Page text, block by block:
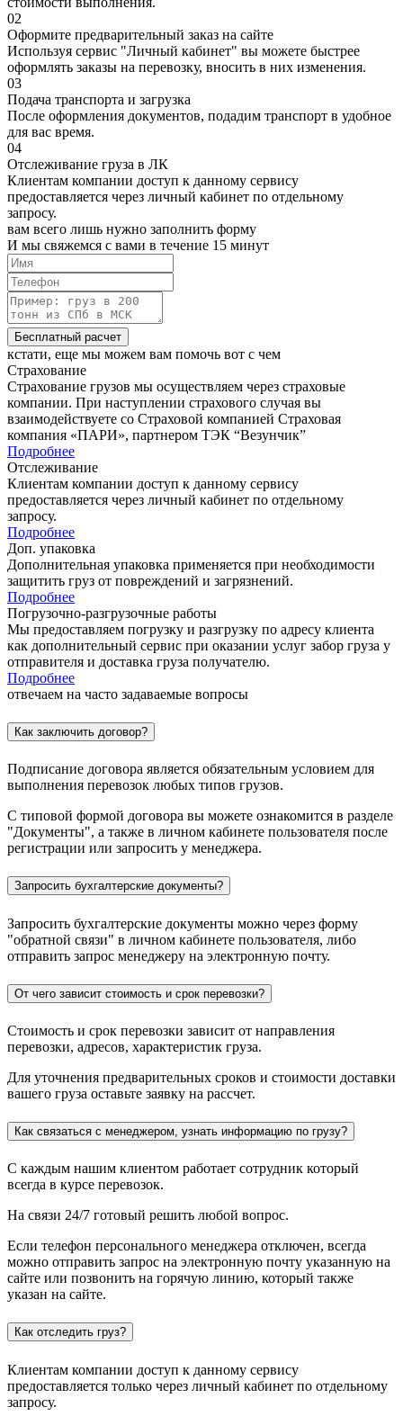
02
Оформите предварительный заказ на сайте
Используя сервис "Личный кабинет" вы можете быстрее
оформлять заказы на перевозку, вносить в них изменения.
03
Подача транспорта и загрузка
После оформления документов, подадим транспорт в удобное
для вас время.
04
Отслеживание груза в ЛК
Клиентам компании доступ к данному сервису
предоставляется через личный кабинет по отдельному
запросу.
вам всего лишь нужно заполнить форму
И мы свяжемся с вами в течение 15 минут
Бесплатный расчет
кстати, еще мы можем вам помочь вот с чем
Страхование
Страхование грузов мы осуществляем через страховые
компании. При наступлении страхового случая вы
взаимодействуете со Страховой компанией Страховая
компания «ПАРИ», партнером ТЭК “Везунчик”
Подробнее
Отслеживание
Клиентам компании доступ к данному сервису
предоставляется через личный кабинет по отдельному
запросу.
Подробнее
Доп. упаковка
Дополнительная упаковка применяется при необходимости
защитить груз от повреждений и загрязнений.
Подробнее
Погрузочно-разгрузочные работы
Мы предоставляем погрузку и разгрузку по адресу клиента
как дополнительный сервис при оказании услуг забор груза у
отправителя и доставка груза получателю.
Подробнее
отвечаем на часто задаваемые вопросы
Как заключить договор?
Подписание договора является обязательным условием для
выполнения перевозок любых типов грузов.
С типовой формой договора вы можете ознакомится в разделе
"Документы", а также в личном кабинете пользователя после
регистрации или запросить у менеджера.
Запросить бухгалтерские документы?
Запросить бухгалтерские документы можно через форму
"обратной связи" в личном кабинете пользователя, либо
отправить запрос менеджеру на электронную почту.
От чего зависит стоимость и срок перевозки?
Стоимость и срок перевозки зависит от направления
перевозки, адресов, характеристик груза.
Для уточнения предварительных сроков и стоимости доставки
вашего груза оставьте заявку на рассчет.
Как связаться с менеджером, узнать информацию по грузу?
С каждым нашим клиентом работает сотрудник который
всегда в курсе перевозок.
На связи 24/7 готовый решить любой вопрос.
Если телефон персонального менеджера отключен, всегда
можно отправить запрос на электронную почту указанную на
сайте или позвонить на горячую линию, который также
указан на сайте.
Как отследить груз?
Клиентам компании доступ к данному сервису
предоставляется только через личный кабинет по отдельному
запросу.